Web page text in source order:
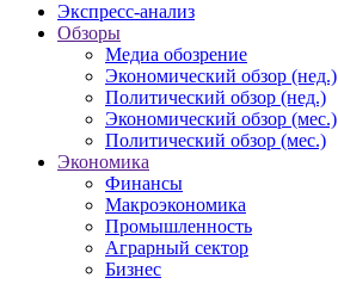
Экспресс-анализ
Обзоры
Медиа обозрение
Экономический обзор (нед.)
Политический обзор (нед.)
Экономический обзор (мес.)
Политический обзор (мес.)
Экономика
Финансы
Макроэкономика
Промышленность
Аграрный сектор
Бизнес